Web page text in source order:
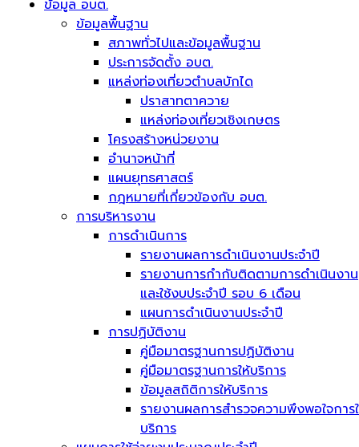
ข้อมูล อบต.
ข้อมูลพื้นฐาน
สภาพทั่วไปและข้อมูลพื้นฐาน
ประการจัดตั้ง อบต.
แหล่งท่องเที่ยวตำบลบักได
ปราสาทตาควาย
แหล่งท่องเที่ยวเชิงเกษตร
โครงสร้างหน่วยงาน
อำนาจหน้าที่
แผนยุทธศาสตร์
กฎหมายที่เกี่ยวข้องกับ อบต.
การบริหารงาน
การดำเนินการ
รายงานผลการดำเนินงานประจำปี
รายงานการกำกับติดตามการดำเนินงาน
และใช้งบประจำปี รอบ 6 เดือน
แผนการดำเนินงานประจำปี
การปฏิบัติงาน
คู่มือมาตรฐานการปฏิบัติงาน
คู่มือมาตรฐานการให้บริการ
ข้อมูลสถิติการให้บริการ
รายงานผลการสำรวจความพึงพอใจการ
บริการ